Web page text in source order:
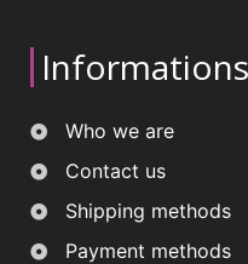
Informations
Who we are
Contact us
Shipping methods
Payment methods